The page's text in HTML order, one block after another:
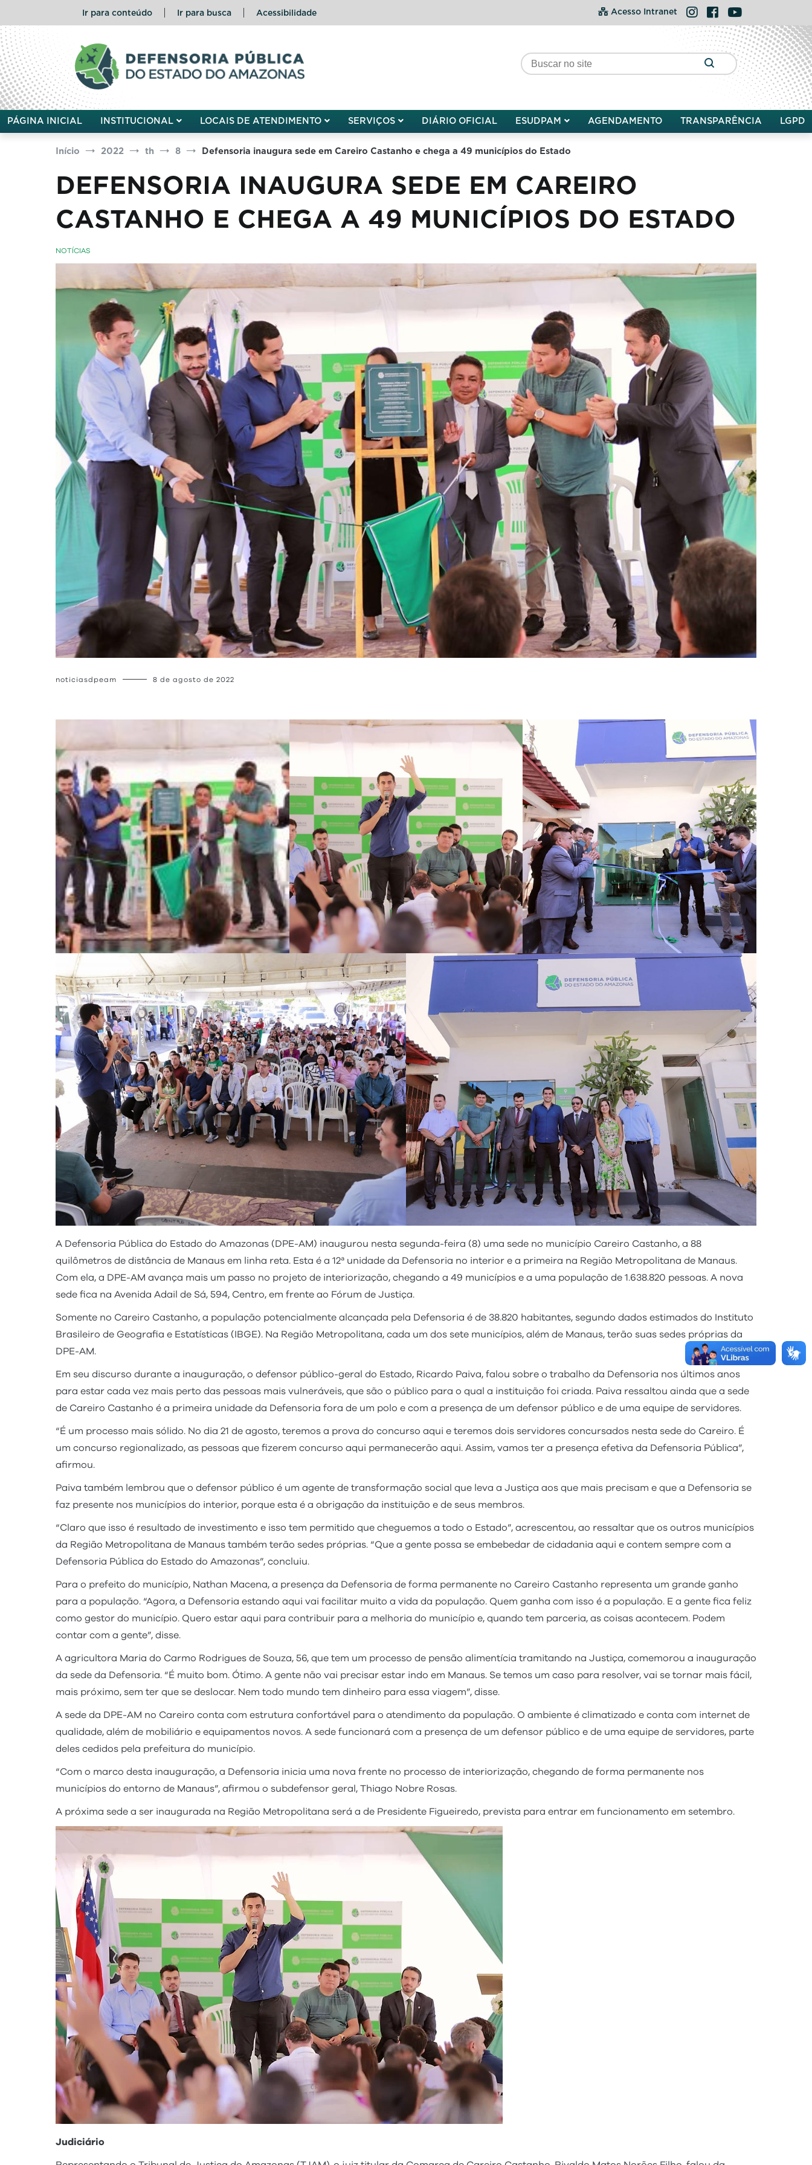
o
conteúdo
Ir para conteúdo Ir para busca Acessibilidade Acesso Intranet Instagram
FacebookYouTube
Defensoria Pública do Estado do Amazonas
PÁGINA INICIAL INSTITUCIONAL LOCAIS DE ATENDIMENTO SERVIÇOS DIÁRIO OFICIAL ESUDPAM AGENDAMENTO TRANSPARÊNCIA LGPD
Início 2022 th 8 Defensoria inaugura sede em Careiro Castanho e chega a 49 municípios do Estado
DEFENSORIA INAUGURA SEDE EM CAREIRO
CASTANHO E CHEGA A 49 MUNICÍPIOS DO ESTADO
NOTÍCIAS
noticiasdpeam 8 de agosto de 2022
A Defensoria Pública do Estado do Amazonas (DPE-AM) inaugurou nesta segunda-feira (8) uma sede no município Careiro Castanho, a 88
quilômetros de distância de Manaus em linha reta. Esta é a 12ª unidade da Defensoria no interior e a primeira na Região Metropolitana de Manaus.
Com ela, a DPE-AM avança mais um passo no projeto de interiorização, chegando a 49 municípios e a uma população de 1.638.820 pessoas. A nova
sede fica na Avenida Adail de Sá, 594, Centro, em frente ao Fórum de Justiça.
Somente no Careiro Castanho, a população potencialmente alcançada pela Defensoria é de 38.820 habitantes, segundo dados estimados do Instituto
Brasileiro de Geografia e Estatísticas (IBGE). Na Região Metropolitana, cada um dos sete municípios, além de Manaus, terão suas sedes próprias da
DPE-AM.
Em seu discurso durante a inauguração, o defensor público-geral do Estado, Ricardo Paiva, falou sobre o trabalho da Defensoria nos últimos anos
para estar cada vez mais perto das pessoas mais vulneráveis, que são o público para o qual a instituição foi criada. Paiva ressaltou ainda que a sede
de Careiro Castanho é a primeira unidade da Defensoria fora de um polo e com a presença de um defensor público e de uma equipe de servidores.
“É um processo mais sólido. No dia 21 de agosto, teremos a prova do concurso aqui e teremos dois servidores concursados nesta sede do Careiro. É
um concurso regionalizado, as pessoas que fizerem concurso aqui permanecerão aqui. Assim, vamos ter a presença efetiva da Defensoria Pública”,
afirmou.
Paiva também lembrou que o defensor público é um agente de transformação social que leva a Justiça aos que mais precisam e que a Defensoria se
faz presente nos municípios do interior, porque esta é a obrigação da instituição e de seus membros.
“Claro que isso é resultado de investimento e isso tem permitido que cheguemos a todo o Estado”, acrescentou, ao ressaltar que os outros municípios
da Região Metropolitana de Manaus também terão sedes próprias. “Que a gente possa se embebedar de cidadania aqui e contem sempre com a
Defensoria Pública do Estado do Amazonas”, concluiu.
Para o prefeito do município, Nathan Macena, a presença da Defensoria de forma permanente no Careiro Castanho representa um grande ganho
para a população. “Agora, a Defensoria estando aqui vai facilitar muito a vida da população. Quem ganha com isso é a população. E a gente fica feliz
como gestor do município. Quero estar aqui para contribuir para a melhoria do município e, quando tem parceria, as coisas acontecem. Podem
contar com a gente”, disse.
A agricultora Maria do Carmo Rodrigues de Souza, 56, que tem um processo de pensão alimentícia tramitando na Justiça, comemorou a inauguração
da sede da Defensoria. “É muito bom. Ótimo. A gente não vai precisar estar indo em Manaus. Se temos um caso para resolver, vai se tornar mais fácil,
mais próximo, sem ter que se deslocar. Nem todo mundo tem dinheiro para essa viagem”, disse.
A sede da DPE-AM no Careiro conta com estrutura confortável para o atendimento da população. O ambiente é climatizado e conta com internet de
qualidade, além de mobiliário e equipamentos novos. A sede funcionará com a presença de um defensor público e de uma equipe de servidores, parte
deles cedidos pela prefeitura do município.
“Com o marco desta inauguração, a Defensoria inicia uma nova frente no processo de interiorização, chegando de forma permanente nos
municípios do entorno de Manaus”, afirmou o subdefensor geral, Thiago Nobre Rosas.
A próxima sede a ser inaugurada na Região Metropolitana será a de Presidente Figueiredo, prevista para entrar em funcionamento em setembro.
Judiciário